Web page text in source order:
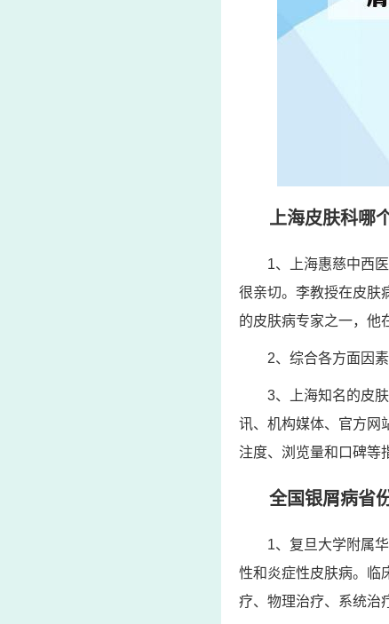
上海皮肤科哪
1、上海惠慈中西
很亲切。李教授在皮肤
的皮肤病专家之一，他
2、综合各方面因
3、上海知名的皮
讯、机构媒体、官方网
注度、浏览量和口碑等
全国银屑病省
1、复旦大学附属
性和炎症性皮肤病。临
疗、物理治疗、系统治